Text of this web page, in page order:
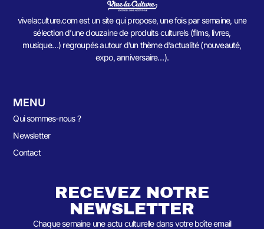
vivelaculture.com est un site qui propose, une fois par semaine, une
sélection d’une douzaine de produits culturels (films, livres,
musique…) regroupés autour d’un thème d’actualité (nouveauté,
expo, anniversaire…).
MENU
Qui sommes-nous ?
Newsletter
Contact
RECEVEZ NOTRE
NEWSLETTER
Chaque semaine une actu culturelle dans votre boîte email